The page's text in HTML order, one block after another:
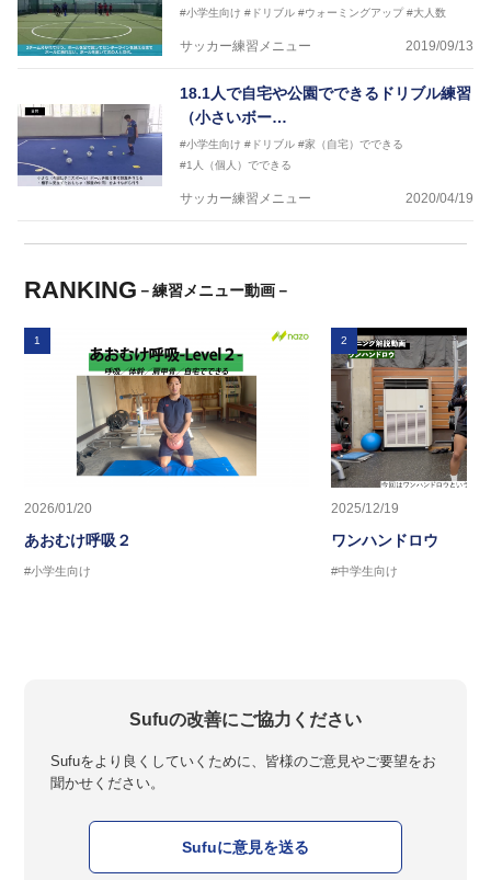
#小学生向け #ドリブル #ウォーミングアップ #大人数
サッカー練習メニュー 2019/09/13
18.1人で自宅や公園でできるドリブル練習
（小さいボー…
#小学生向け #ドリブル #家（自宅）でできる
#1人（個人）でできる
サッカー練習メニュー 2020/04/19
RANKING －練習メニュー動画－
1
2026/01/20
あおむけ呼吸２
#小学生向け
2
2025/12/19
ワンハンドロウ
#中学生向け
Sufuの改善にご協力ください
Sufuをより良くしていくために、皆様のご意見やご要望をお
聞かせください。
Sufuに意見を送る